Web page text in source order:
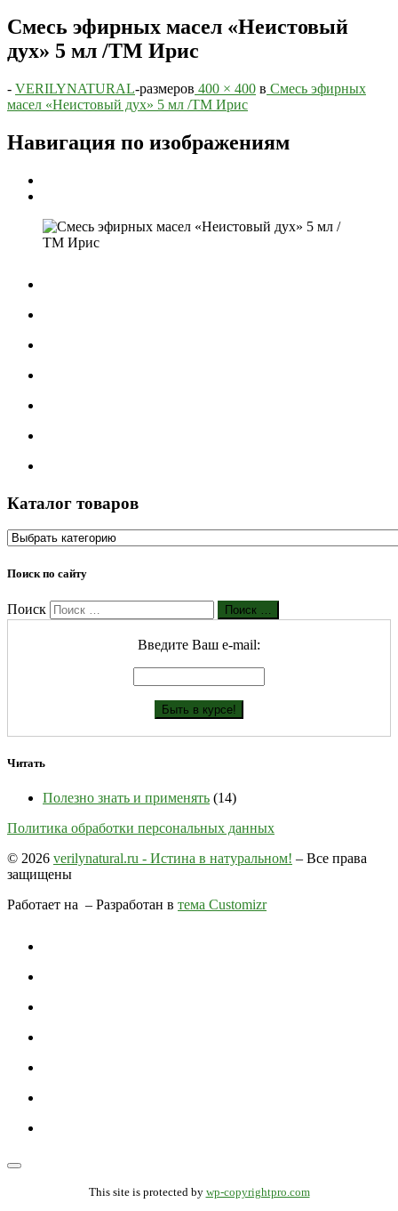
Смесь эфирных масел «Неистовый
дух» 5 мл /ТМ Ирис
- VERILYNATURAL-размеров 400 × 400 в Смесь эфирных
масел «Неистовый дух» 5 мл /ТМ Ирис
Навигация по изображениям
Каталог товаров
Поиск по сайту
Поиск Поиск …
Введите Ваш е-mail:
Читать
Полезно знать и применять (14)
Политика обработки персональных данных
© 2026 verilynatural.ru - Истина в натуральном! – Все права
защищены
Работает на – Разработан в тема Customizr
This site is protected by wp-copyrightpro.com